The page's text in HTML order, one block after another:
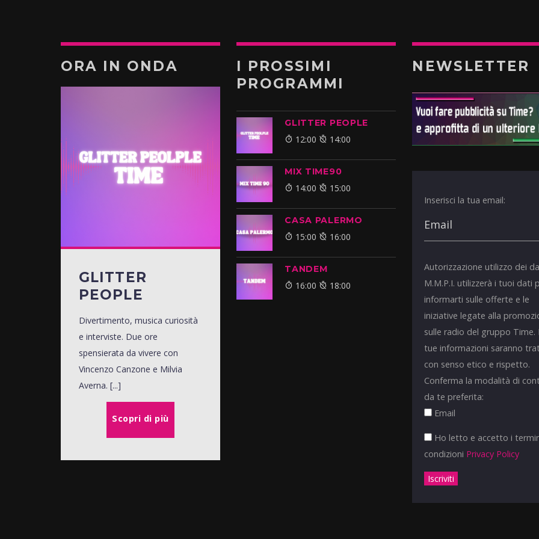
ORA IN ONDA
GLITTER
PEOPLE
Divertimento, musica curiosità
e interviste. Due ore
spensierata da vivere con
Vincenzo Canzone e Milvia
Averna. [...]
Scopri di più
I PROSSIMI
PROGRAMMI
GLITTER PEOPLE
12:00 14:00
MIX TIME90
14:00 15:00
CASA PALERMO
15:00 16:00
TANDEM
16:00 18:00
NEWSLETTER
Inserisci la tua email:
Autorizzazione utilizzo dei
M.M.P.I. utilizzerà i tuoi dati
informarti sulle offerte e le
iniziative legate alla
sulle radio del gruppo Time.
tue informazioni saranno
con senso etico e rispetto.
Conferma la modalità di
da te preferita:
Email
Ho letto e accetto i
condizioni Privacy Policy